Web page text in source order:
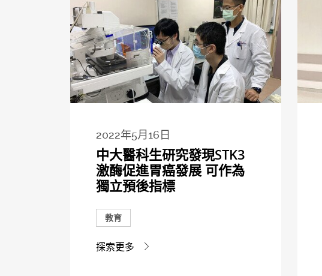
2022年5月16日
中大醫科生研究發現STK3
激酶促進胃癌發展 可作為
獨立預後指標
教育
探索更多